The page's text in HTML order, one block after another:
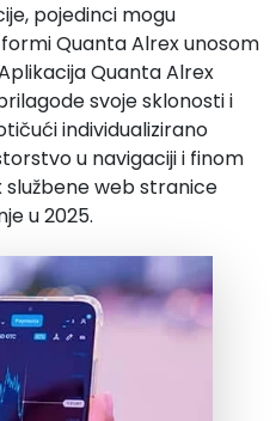
pojedinci mogu
Quanta Alrex unosom
Quanta Alrex
svoje sklonosti i
individualizirano
u navigaciji i finom
službene web stranice
u 2025.